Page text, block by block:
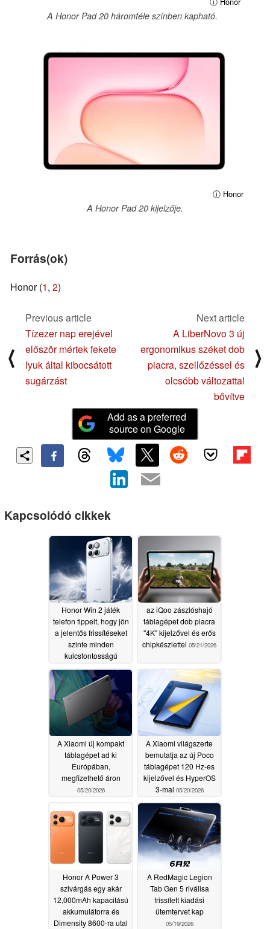
A Honor Pad 20 háromféle színben kapható.
ⓘ Honor
A Honor Pad 20 kijelzője.
Forrás(ok)
Honor (1, 2)
⟨
Previous article
Tízezer nap erejével
először mértek fekete
lyuk által kibocsátott
sugárzást
Next article
A LiberNovo 3 új
ergonomikus széket dob
piacra, szellőzéssel és
olcsóbb változattal
bővítve
⟩
Add as a preferred
source on Google
Kapcsolódó cikkek
Honor Win 2 játék
telefon tippelt, hogy jön
a jelentős frissítéseket
szinte minden
kulcsfontosságú
osztályon05/22/2026
az iQoo zászlóshajó
táblagépet dob piacra
"4K" kijelzővel és erős
chipkészlettel 05/21/2026
A Xiaomi új kompakt
táblagépet ad ki
Európában,
megfizethető áron
05/20/2026
A Xiaomi világszerte
bemutatja az új Poco
táblagépet 120 Hz-es
kijelzővel és HyperOS
3-mal 05/20/2026
Honor A Power 3
szivárgás egy akár
12,000mAh kapacitású
akkumulátorra és
Dimensity 8600-ra utal
A RedMagic Legion
Tab Gen 5 riválisa
frissített kiadási
ütemtervet kap
05/19/2026